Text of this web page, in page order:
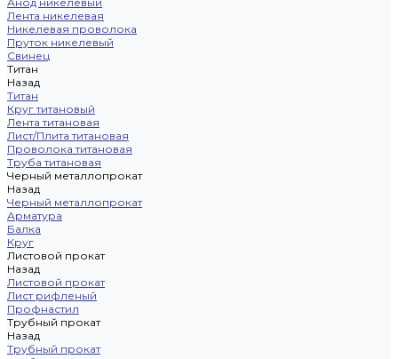
Лента никелевая
Никелевая проволока
Пруток никелевый
Свинец
Титан
Назад
Титан
Круг титановый
Лента титановая
Лист/Плита титановая
Проволока титановая
Труба титановая
Черный металлопрокат
Назад
Черный металлопрокат
Арматура
Балка
Круг
Листовой прокат
Назад
Листовой прокат
Лист рифленый
Профнастил
Трубный прокат
Назад
Трубный прокат